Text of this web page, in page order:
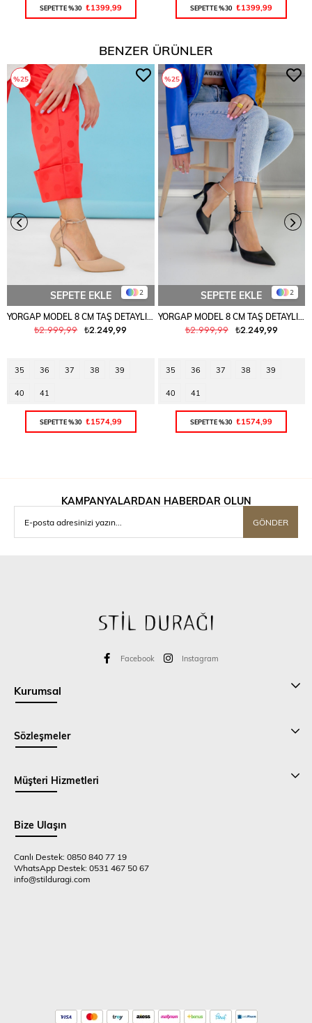
SEPETTE %30 ₺1399,99 SEPETTE %30 ₺1399,99
BENZER ÜRÜNLER
2
SEPETE EKLE
₺2.249,99
₺2.999,99
35 36 37 38 39
40 41
SEPETTE %30 ₺1574,99
%25
2
SEPETE EKLE
YORGAP MODEL 8 CM TAŞ DETAYLI YENİ SEZON TOPUKLU SANDALET SIY.SATEN
₺2.249,99
₺2.999,99
35 36 37 38 39
40 41
SEPETTE %30 ₺1574,99
%25
KAMPANYALARDAN HABERDAR OLUN
GÖNDER
Facebook Instagram
Kurumsal
Sözleşmeler
Müşteri Hizmetleri
Bize Ulaşın
Canlı Destek: 0850 840 77 19
WhatsApp Destek: 0531 467 50 67
info@stilduragi.com